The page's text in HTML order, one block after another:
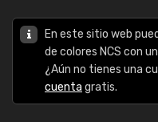
En este sitio web
de colores NCS con
¿Aún no tienes una
cuenta gratis.